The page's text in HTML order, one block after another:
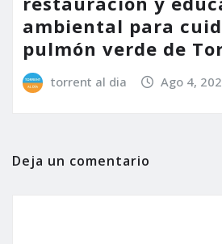
ambiental para
pulmón verde de
torrent al dia Ago 4,
Deja un comentario